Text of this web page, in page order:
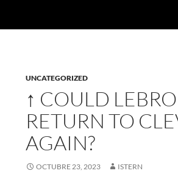
UNCATEGORIZED
↑ COULD
RETURN TO
AGAIN?
OCTUBRE 23, 2023 ISTERN